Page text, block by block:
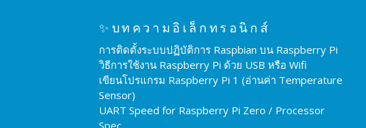
✨บทความอิเล็กทรอนิกส์
การติดตั้งระบบปฏิบัติการ Raspbian บน Raspberry Pi
วิธีการใช้งาน Raspberry Pi ด้วย USB หรือ Wifi
เขียนโปรแกรม Raspberry Pi 1 (อ่านค่า Temperature
Sensor)
UART Speed for Raspberry Pi Zero / Processor
Spec